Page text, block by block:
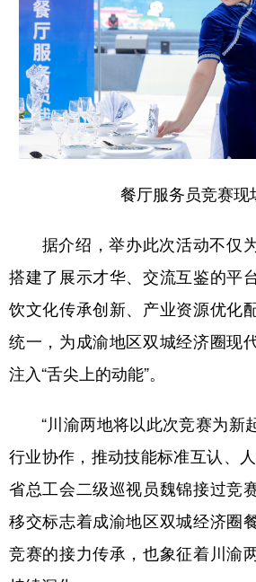
餐厅服务员竞赛现
据介绍，举办此次活动不仅
搭建了展示才华、交流互鉴的平
饮文化传承创新、产业资源优化
统一，为成渝地区双城经济圈现
注入“舌尖上的动能”。
“川渝两地将以此次竞赛为新
行业协作，推动技能标准互认、
省总工会二级巡视员魏锦接过竞
移交标志着成渝地区双城经济圈
竞赛的接力传承，也象征着川渝